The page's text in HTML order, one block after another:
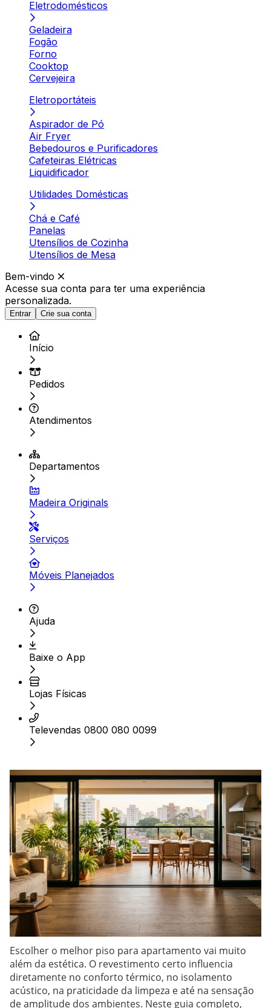
Eletrodomésticos
Geladeira
Fogão
Forno
Cooktop
Cervejeira
Eletroportáteis
Aspirador de Pó
Air Fryer
Bebedouros e Purificadores
Cafeteiras Elétricas
Liquidificador
Utilidades Domésticas
Chá e Café
Panelas
Utensílios de Cozinha
Utensílios de Mesa
Bem-vindo
Acesse sua conta para ter uma experiência
personalizada.
Entrar Crie sua conta
Início
Pedidos
Atendimentos
Departamentos
Madeira Originals
Serviços
Móveis Planejados
Ajuda
Baixe o App
Lojas Físicas
Televendas 0800 080 0099
Escolher o melhor piso para apartamento vai muito
além da estética. O revestimento certo influencia
diretamente no conforto térmico, no isolamento
acústico, na praticidade da limpeza e até na sensação
de amplitude dos ambientes. Neste guia completo,